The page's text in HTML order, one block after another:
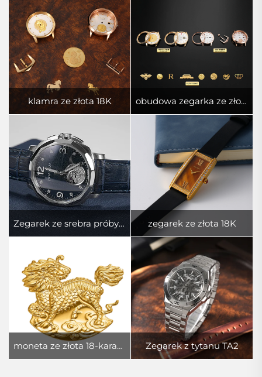
klamra ze złota 18K obudowa zegarka ze złota 18K
Zegarek ze srebra próby 925 zegarek ze złota 18K
moneta ze złota 18-karatowego Zegarek z tytanu TA2